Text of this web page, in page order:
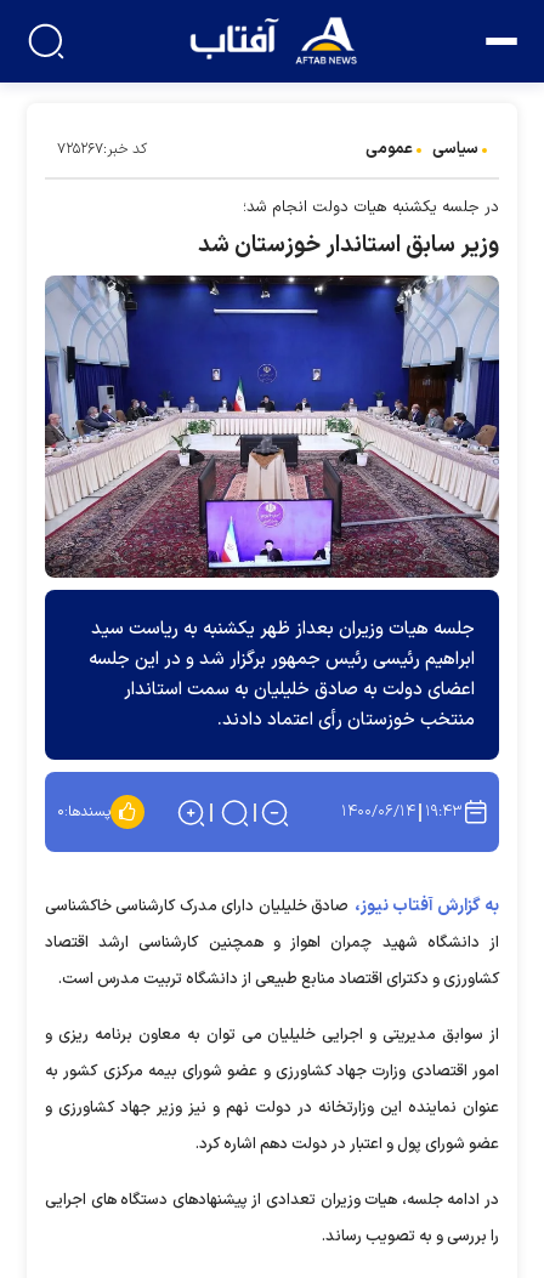
سیاسی عمومی کد خبر:۷۲۵۲۶۷
در جلسه یکشنبه هیات دولت انجام شد؛
وزیر سابق استاندار خوزستان شد
جلسه هیات وزیران بعداز ظهر یکشنبه به ریاست سید
ابراهیم رئیسی رئیس جمهور برگزار شد و در این جلسه
اعضای دولت به صادق خلیلیان به سمت استاندار
منتخب خوزستان رأی اعتماد دادند.
۱۹:۴۳ ۱۴۰۰/۰۶/۱۴ پسندها:۰
به گزارش آفتاب نیوز، صادق خلیلیان دارای مدرک کارشناسی خاکشناسی
از دانشگاه شهید چمران اهواز و همچنین کارشناسی ارشد اقتصاد
کشاورزی و دکترای اقتصاد منابع طبیعی از دانشگاه تربیت مدرس است.
از سوابق مدیریتی و اجرایی خلیلیان می توان به معاون برنامه ریزی و
امور اقتصادی وزارت جهاد کشاورزی و عضو شورای بیمه مرکزی کشور به
عنوان نماینده این وزارتخانه در دولت نهم و نیز وزیر جهاد کشاورزی و
عضو شورای پول و اعتبار در دولت دهم اشاره کرد.
در ادامه جلسه، هیات وزیران تعدادی از پیشنهادهای دستگاه های اجرایی
را بررسی و به تصویب رساند.